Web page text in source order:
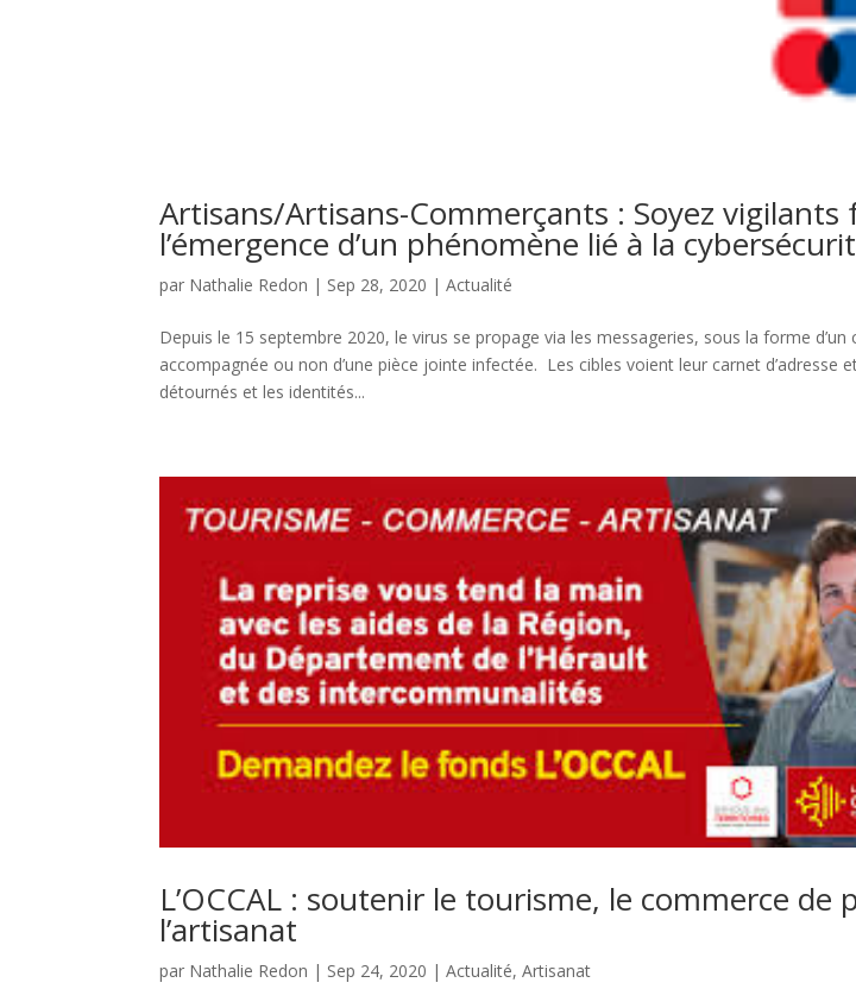
Artisans/Artisans-Commerçants : Soyez vigilants
l’émergence d’un phénomène lié à la
par Nathalie Redon | Sep 28, 2020 |Actualité
Depuis le 15 septembre 2020, le virus se propage via les messageries, sous la forme
accompagnée ou non d’une pièce jointe infectée. Les cibles voient leur carnet d’adresse
détournés et les identités...
L’OCCAL : soutenir le tourisme, le commerce de
l’artisanat
par Nathalie Redon | Sep 24, 2020 |Actualité,Artisanat